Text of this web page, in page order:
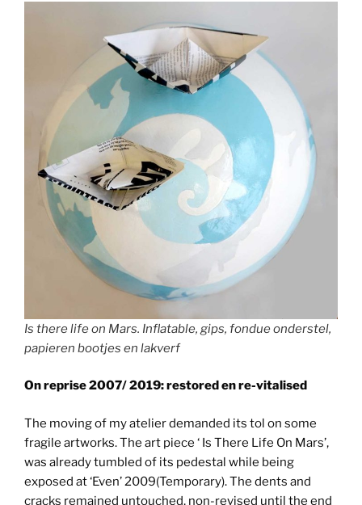
Is there life on Mars. Inflatable, gips, fondue onderstel,
papieren bootjes en lakverf
On reprise 2007/ 2019: restored en re-vitalised
The moving of my atelier demanded its tol on some
fragile artworks. The art piece ‘ Is There Life On Mars’,
was already tumbled of its pedestal while being
exposed at ‘Even’ 2009(Temporary). The dents and
cracks remained untouched, non-revised until the end